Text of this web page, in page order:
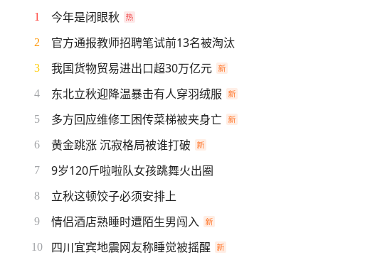
1 今年是闭眼秋
2 官方通报教师招聘笔试前13名被淘汰
3 我国货物贸易进出口超30万亿元
4 东北立秋迎降温暴击有人穿羽绒服
5 多方回应维修工困传菜梯被夹身亡
6 黄金跳涨 沉寂格局被谁打破
7 9岁120斤啦啦队女孩跳舞火出圈
8 立秋这顿饺子必须安排上
9 情侣酒店熟睡时遭陌生男闯入
10 四川宜宾地震网友称睡觉被摇醒